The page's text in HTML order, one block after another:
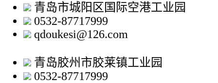
青岛市城阳区国际空港工业园
0532-87717999
qdoukesi@126.com
青岛胶州市胶莱镇工业园
0532-87717999